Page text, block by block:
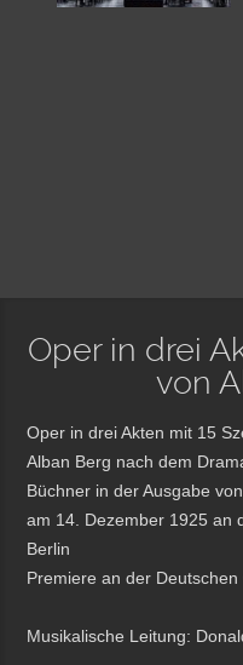
Oper in drei
von
Oper in drei Akten mit 15
Alban Berg nach dem
Büchner in der Ausgabe
am 14. Dezember 1925 an
Berlin
Premiere an der
Musikalische Leitung: